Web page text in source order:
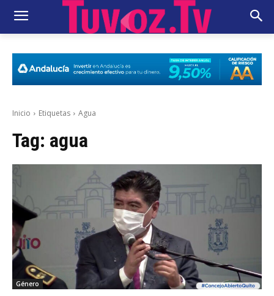
Inicio Etiquetas Agua
Tag: agua
Género